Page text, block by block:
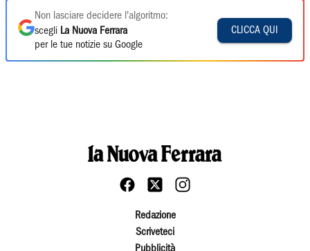
Non lasciare decidere l'algoritmo:
scegli La Nuova Ferrara
per le tue notizie su Google
CLICCA QUI
Redazione
Scriveteci
Pubblicità